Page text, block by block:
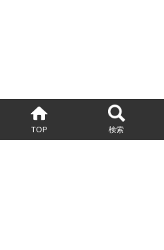
TOP 検索